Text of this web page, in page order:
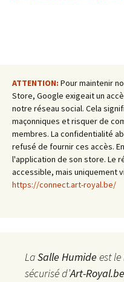
ATTENTION: Pour maintenir
Store, Google exigeait un
notre réseau social. Cela
maçonniques et risquer de
membres. La confidentialité
refusé de fournir ces accès.
l'application de son store. Le
accessible, mais uniquement
https://connect.art-royal.be/
LaSalle Humide est
sécurisé d’Art-Royal.be